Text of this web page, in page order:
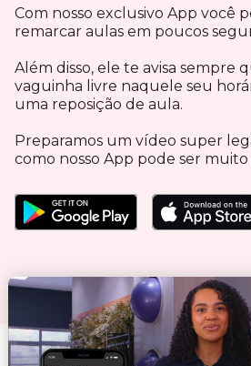
Com nosso exclusivo App você
remarcar aulas em poucos
Além disso, ele te avisa sempre
vaguinha livre naquele seu
uma reposição de aula.
Preparamos um vídeo super
como nosso App pode ser